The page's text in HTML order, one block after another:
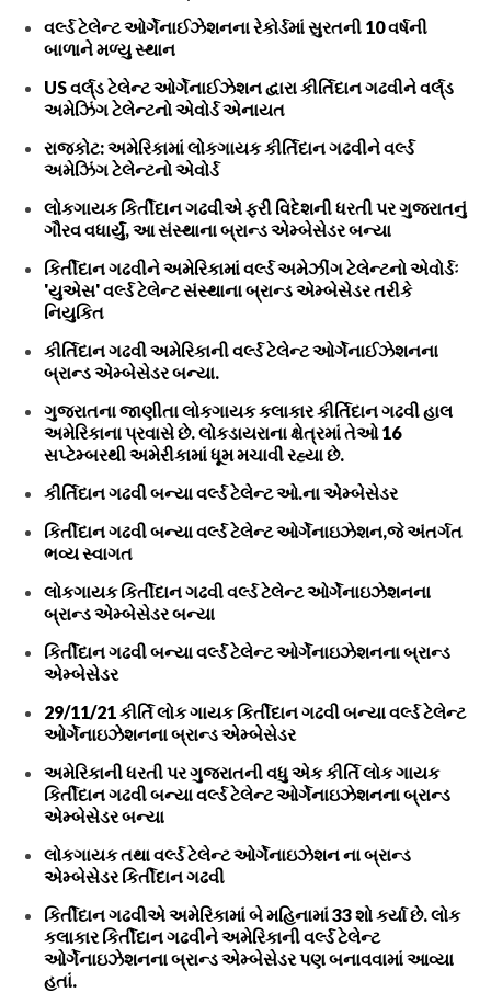
વર્લ્ડ ટેલેન્ટ ઓર્ગેનાઈઝેશનના રેકોર્ડમાં સુરતની 10 વર્ષની
બાળાને મળ્યુ સ્થાન
US વર્લ્‌ડ ટેલેન્ટ ઓર્ગેનાઈઝેશન દ્વારા કીર્તિદાન ગઢવીને વર્લ્‌ડ
અમેઝિંગ ટેલેન્ટનો એવોર્ડ એનાયત
રાજકોટ: અમેરિકામાં લોકગાયક કીર્તિદાન ગઢવીને વર્લ્ડ
અમેઝિંગ ટેલેન્ટનો એવોર્ડ
લોકગાયક કિર્તીદાન ગઢવીએ ફરી વિદેશની ધરતી પર ગુજરાતનું
ગૌરવ વધાર્યું, આ સંસ્થાના બ્રાન્ડ એમ્બેસેડર બન્યા
કિર્તીદાન ગઢવીને અમેરિકામાં વર્લ્ડ અમેઝીંગ ટેલેન્ટનો એવોર્ડઃ
'યુએસ' વર્લ્ડ ટેલેન્ટ સંસ્થાના બ્રાન્ડ એમ્બેસેડર તરીકે
નિયુકિત
કીર્તિદાન ગઢવી અમેરિકાની વર્લ્ડ ટેલેન્ટ ઓર્ગેનાઈઝેશનના
બ્રાન્ડ એમ્બેસેડર બન્યા.
ગુજરાતના જાણીતા લોકગાયક કલાકાર કીર્તિદાન ગઢવી હાલ
અમેરિકાના પ્રવાસે છે. લોકડાયરાના ક્ષેત્રમાં તેઓ 16
સપ્ટેમ્બરથી અમેરીકામાં ધૂમ મચાવી રહ્યા છે.
કીર્તિદાન ગઢવી બન્યા વર્લ્ડ ટેલેન્ટ ઓ.ના એમ્બેસેડર
કિર્તીદાન ગઢવી બન્યા વર્લ્ડ ટેલેન્ટ ઓર્ગેનાઇઝેશન,જે અંતર્ગત
ભવ્ય સ્વાગત
લોકગાયક કિર્તીદાન ગઢવી વર્લ્ડ ટેલેન્ટ ઓર્ગેનાઇઝેશનના
બ્રાન્ડ એમ્બેસેડર બન્યા
કિર્તીદાન ગઢવી બન્યા વર્લ્ડ ટેલેન્ટ ઓર્ગેનાઇઝેશનના બ્રાન્ડ
એમ્બેસેડર
29/11/21 કીર્તિ લોક ગાયક કિર્તીદાન ગઢવી બન્યા વર્લ્ડ ટેલેન્ટ
ઓર્ગેનાઇઝેશનના બ્રાન્ડ એમ્બેસેડર
અમેરિકાની ધરતી પર ગુજરાતની વધુ એક કીર્તિ લોક ગાયક
કિર્તીદાન ગઢવી બન્યા વર્લ્ડ ટેલેન્ટ ઓર્ગેનાઇઝેશનના બ્રાન્ડ
એમ્બેસેડર બન્યા
લોકગાયક તથા વર્લ્ડ ટેલેન્ટ ઓર્ગેનાઇઝેશન ના બ્રાન્ડ
એમ્બેસેડર કિર્તીદાન ગઢવી
કિર્તીદાન ગઢવીએ અમેરિકામાં બે મહિનામાં 33 શો કર્યા છે. લોક
કલાકાર કિર્તીદાન ગઢવીને અમેરિકાની વર્લ્ડ ટેલેન્ટ
ઓર્ગેનાઇઝેશનના બ્રાન્ડ એમ્બેસેડર પણ બનાવવામાં આવ્યા
હતાં.